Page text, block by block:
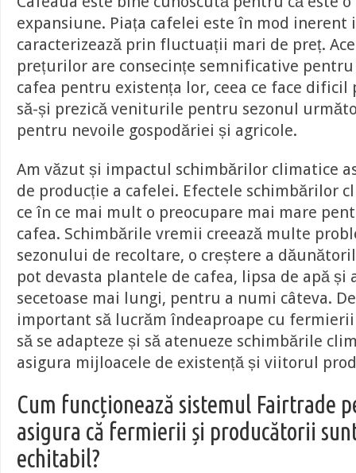
expansiune. Piața cafelei este în mod inerent
caracterizează prin fluctuații mari de preț.
prețurilor are consecințe semnificative
cafea pentru existența lor, ceea ce face
să-și prezică veniturile pentru sezonul
pentru nevoile gospodăriei și agricole.
Am văzut și impactul schimbărilor climatice
de producție a cafelei. Efectele schimbărilor
ce în ce mai mult o preocupare mai mare
cafea. Schimbările vremii creează multe
sezonului de recoltare, o creștere a
pot devasta plantele de cafea, lipsa de apă
secetoase mai lungi, pentru a numi câteva.
important să lucrăm îndeaproape cu
să se adapteze și să atenueze schimbările
asigura mijloacele de existență și viitorul
Cum funcționează sistemul Fairtrade
asigura că fermierii și producătorii
echitabil?